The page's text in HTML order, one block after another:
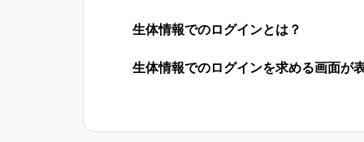
生体情報でのログインとは？
生体情報でのログインを求める画面が